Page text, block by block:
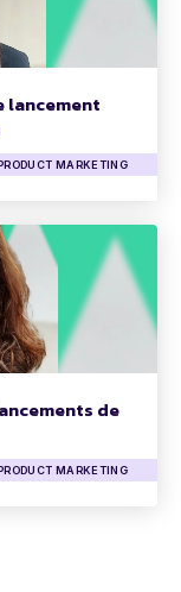
lancement
MARKETING
de
MARKETING